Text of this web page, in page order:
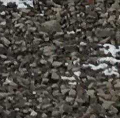
de la historia de todo el